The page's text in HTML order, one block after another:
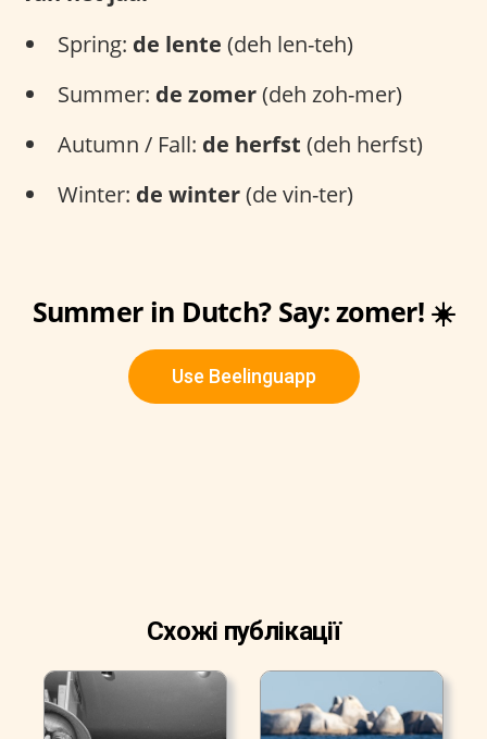
Spring: de lente (deh len-teh)
Summer: de zomer(deh zoh-mer)
Autumn / Fall: de herfst (deh herfst)
Winter: de winter(de vin-ter)
Summer in Dutch? Say: zomer! ☀️
Use Beelinguapp
Схожі публікації